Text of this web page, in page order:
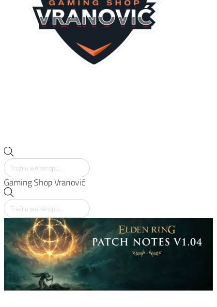
Products
search
Gaming Shop Vranović
Products
search